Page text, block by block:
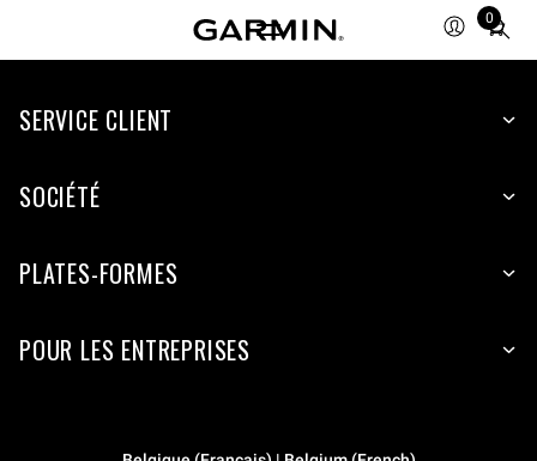
0
Total
items
cart:
SERVICE CLIENT
SOCIÉTÉ
PLATES-FORMES
POUR LES ENTREPRISES